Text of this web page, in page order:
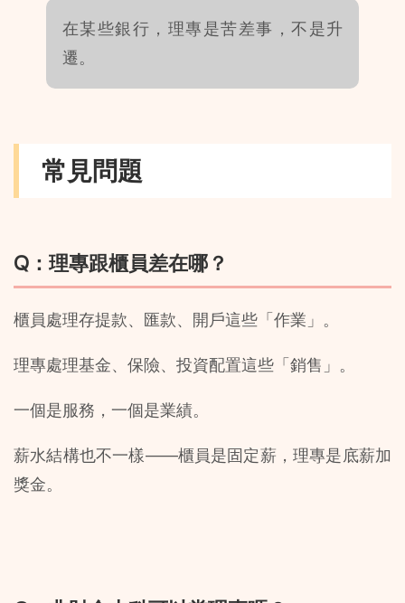
在某些銀行，理專是苦差事，不是升
遷。
常見問題
Q：理專跟櫃員差在哪？
櫃員處理存提款、匯款、開戶這些「作業」。
理專處理基金、保險、投資配置這些「銷售」。
一個是服務，一個是業績。
薪水結構也不一樣——櫃員是固定薪，理專是底薪加
獎金。